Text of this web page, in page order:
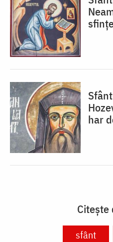
har
Citește
sfânt